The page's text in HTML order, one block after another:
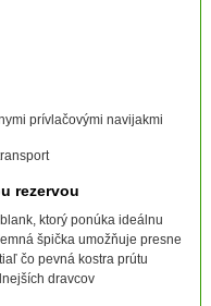
prívlačovými navijakmi
rezervou
ktorý ponúka ideálnu
špička umožňuje presne
čo pevná kostra prútu
dravcov